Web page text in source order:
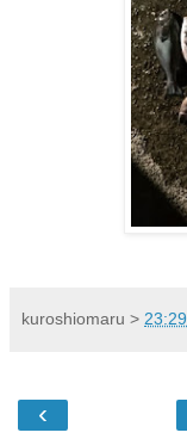
kuroshiomaru > 23:29
‹